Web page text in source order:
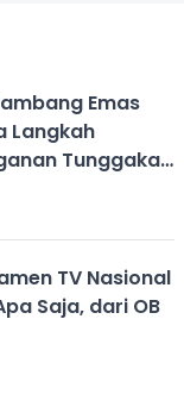
Emas
Langkah
Tunggakan
TV Nasional
Saja, dari OB